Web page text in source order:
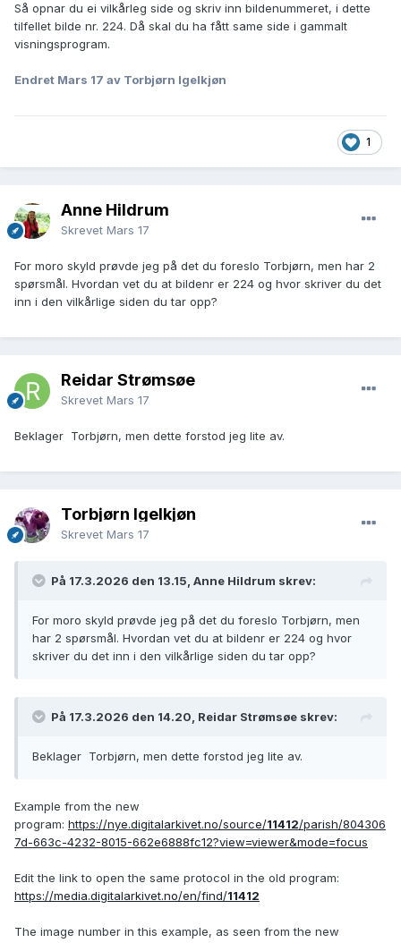
Så opnar du ei vilkårleg side og skriv inn bildenummeret, i dette
tilfellet bilde nr. 224. Då skal du ha fått same side i gammalt
visningsprogram.
Endret Mars 17 av Torbjørn Igelkjøn
1
Anne Hildrum
Skrevet Mars 17
For moro skyld prøvde jeg på det du foreslo Torbjørn, men har 2
spørsmål. Hvordan vet du at bildenr er 224 og hvor skriver du det
inn i den vilkårlige siden du tar opp?
Reidar Strømsøe
Skrevet Mars 17
Beklager Torbjørn, men dette forstod jeg lite av.
Torbjørn Igelkjøn
Skrevet Mars 17
På 17.3.2026 den 13.15, Anne Hildrum skrev:
For moro skyld prøvde jeg på det du foreslo Torbjørn, men
har 2 spørsmål. Hvordan vet du at bildenr er 224 og hvor
skriver du det inn i den vilkårlige siden du tar opp?
På 17.3.2026 den 14.20, Reidar Strømsøe skrev:
Beklager Torbjørn, men dette forstod jeg lite av.
Example from the new
program: https://nye.digitalarkivet.no/source/11412/parish/804306
7d-663c-4232-8015-662e6888fc12?view=viewer&mode=focus
Edit the link to open the same protocol in the old program:
https://media.digitalarkivet.no/en/find/11412
The image number in this example, as seen from the new